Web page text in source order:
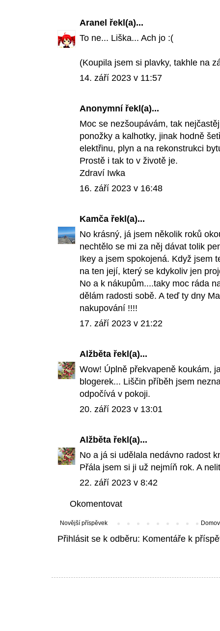
Aranel řekl(a)...
To ne... Liška... Ach jo :(
(Koupila jsem si plavky, takhle na
14. září 2023 v 11:57
Anonymní řekl(a)...
Moc se nezšoupávám, tak
ponožky a kalhotky, jinak hodně
elektřinu, plyn a na rekonstrukci
Prostě i tak to v životě je.
Zdraví Iwka
16. září 2023 v 16:48
Kamča řekl(a)...
No krásný, já jsem několik roků
nechtělo se mi za něj dávat tolik
Ikey a jsem spokojená. Když jsem
na ten její, který se kdykoliv jen
No a k nákupům....taky moc ráda
dělám radosti sobě. A teď ty dny
nakupování !!!!
17. září 2023 v 21:22
Alžběta řekl(a)...
Wow! Úplně překvapeně koukám,
blogerek... Liščin příběh jsem
odpočívá v pokoji.
20. září 2023 v 13:01
Alžběta řekl(a)...
No a já si udělala nedávno radost
Přála jsem si ji už nejmíň rok. A
22. září 2023 v 8:42
Okomentovat
Novější příspěvek
Přihlásit se k odběru: Komentáře k